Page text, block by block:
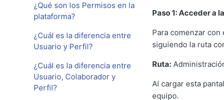
¿Qué son los Permisos en la
plataforma?
¿Cuál es la diferencia entre
Usuario y Perfil?
¿Cuál es la diferencia entre
Usuario, Colaborador y
Perfil?
Paso 1: Acceder a
Para comenzar
siguiendo la ruta
Ruta:
Al cargar esta
equipo.